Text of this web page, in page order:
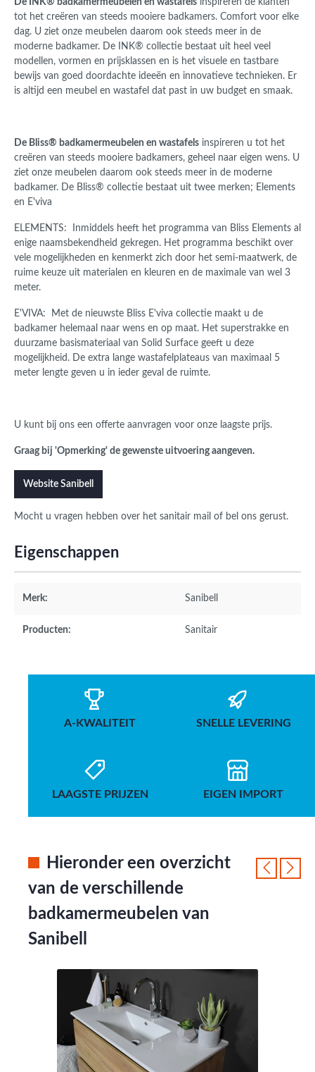
De INK® badkamermeubelen en wastafels inspireren de klanten
tot het creëren van steeds mooiere badkamers. Comfort voor elke
dag. U ziet onze meubelen daarom ook steeds meer in de
moderne badkamer. De INK® collectie bestaat uit heel veel
modellen, vormen en prijsklassen en is het visuele en tastbare
bewijs van goed doordachte ideeën en innovatieve technieken. Er
is altijd een meubel en wastafel dat past in uw budget en smaak.
De Bliss® badkamermeubelen en wastafels inspireren u tot het
creëren van steeds mooiere badkamers, geheel naar eigen wens. U
ziet onze meubelen daarom ook steeds meer in de moderne
badkamer. De Bliss® collectie bestaat uit twee merken; Elements
en E'viva
ELEMENTS:
Inmiddels heeft het programma van Bliss Elements al
enige naamsbekendheid gekregen. Het programma beschikt over
vele mogelijkheden en kenmerkt zich door het semi-maatwerk, de
ruime keuze uit materialen en kleuren en de maximale van wel 3
meter.
E'VIVA: Met de nieuwste Bliss E'viva collectie maakt u de
badkamer helemaal naar wens en op maat. Het superstrakke en
duurzame basismateriaal van Solid Surface geeft u deze
mogelijkheid. De extra lange wastafelplateaus van maximaal 5
meter lengte geven u in ieder geval de ruimte.
U kunt bij ons een offerte aanvragen voor onze laagste prijs.
Graag bij 'Opmerking' de gewenste uitvoering aangeven.
Website Sanibell
Mocht u vragen hebben over het sanitair mail of bel ons gerust.
Eigenschappen
Merk: Sanibell
Producten: Sanitair
A-KWALITEIT SNELLE LEVERING
LAAGSTE PRIJZEN EIGEN IMPORT
Hieronder een overzicht
van de verschillende
badkamermeubelen van
Sanibell